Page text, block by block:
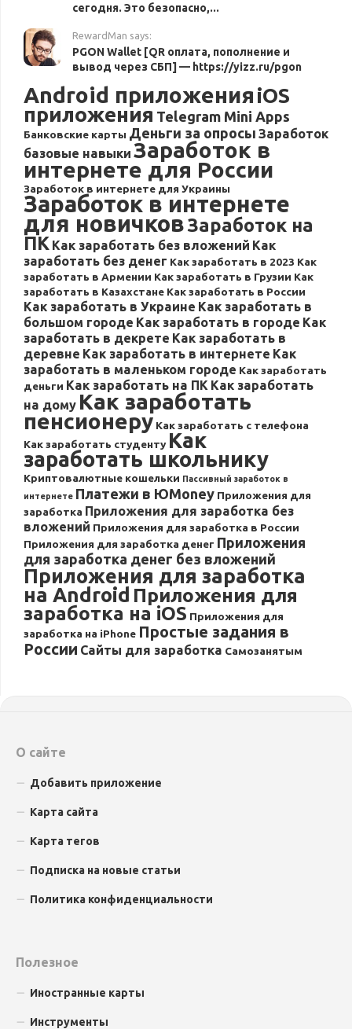
сегодня. Это безопасно,...
RewardMan says:
PGON Wallet [QR оплата, пополнение и
вывод через СБП] — https://yizz.ru/pgon
Android приложения iOS
приложения Telegram Mini Apps
Банковские карты Деньги за опросы Заработок
базовые навыки Заработок в
интернете для России
Заработок в интернете для Украины
Заработок в интернете
для новичковЗаработок на
ПК Как заработать без вложений Как
заработать без денег Как заработать в 2023 Как
заработать в Армении Как заработать в Грузии Как
заработать в Казахстане Как заработать в России
Как заработать в Украине Как заработать в
большом городе Как заработать в городе Как
заработать в декрете Как заработать в
деревне Как заработать в интернете Как
заработать в маленьком городе Как заработать
деньги Как заработать на ПК Как заработать
на дому Как заработать
пенсионеру Как заработать с телефона
Как заработать студенту Как
заработать школьнику
Криптовалютные кошельки Пассивный заработок в
интернете Платежи в ЮMoney Приложения для
заработка Приложения для заработка без
вложений Приложения для заработка в России
Приложения для заработка денег Приложения
для заработка денег без вложений
Приложения для заработка
на Android Приложения для
заработка на iOS Приложения для
заработка на iPhone Простые задания в
России Сайты для заработка Самозанятым
О сайте
Добавить приложение
Карта сайта
Карта тегов
Подписка на новые статьи
Политика конфиденциальности
Полезное
Иностранные карты
Инструменты